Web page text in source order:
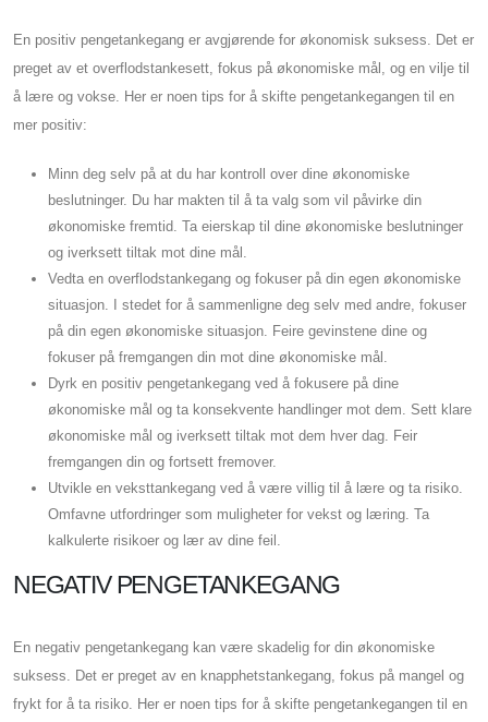
En positiv pengetankegang er avgjørende for økonomisk suksess. Det er
preget av et overflodstankesett, fokus på økonomiske mål, og en vilje til
å lære og vokse. Her er noen tips for å skifte pengetankegangen til en
mer positiv:
Minn deg selv på at du har kontroll over dine økonomiske
beslutninger. Du har makten til å ta valg som vil påvirke din
økonomiske fremtid. Ta eierskap til dine økonomiske beslutninger
og iverksett tiltak mot dine mål.
Vedta en overflodstankegang og fokuser på din egen økonomiske
situasjon. I stedet for å sammenligne deg selv med andre, fokuser
på din egen økonomiske situasjon. Feire gevinstene dine og
fokuser på fremgangen din mot dine økonomiske mål.
Dyrk en positiv pengetankegang ved å fokusere på dine
økonomiske mål og ta konsekvente handlinger mot dem. Sett klare
økonomiske mål og iverksett tiltak mot dem hver dag. Feir
fremgangen din og fortsett fremover.
Utvikle en veksttankegang ved å være villig til å lære og ta risiko.
Omfavne utfordringer som muligheter for vekst og læring. Ta
kalkulerte risikoer og lær av dine feil.
NEGATIV PENGETANKEGANG
En negativ pengetankegang kan være skadelig for din økonomiske
suksess. Det er preget av en knapphetstankegang, fokus på mangel og
frykt for å ta risiko. Her er noen tips for å skifte pengetankegangen til en